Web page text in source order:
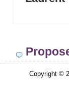
Copyright ©